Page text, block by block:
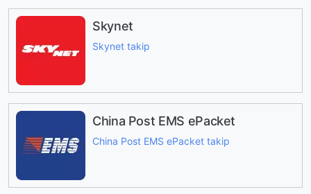
Skynet
Skynet takip
China Post EMS ePacket
China Post EMS ePacket takip